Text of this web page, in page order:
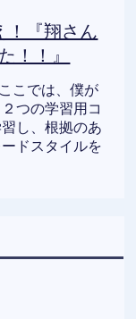
！『翔さん
！！』
こでは、僕が
つの学習用コ
し、根拠のあ
ドスタイルを